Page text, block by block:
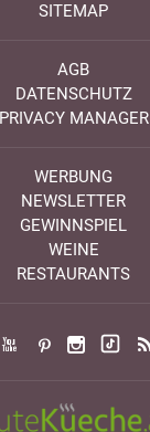
SITEMAP
AGB
DATENSCHUTZ
PRIVACY MANAGER
WERBUNG
NEWSLETTER
GEWINNSPIEL
WEINE
RESTAURANTS